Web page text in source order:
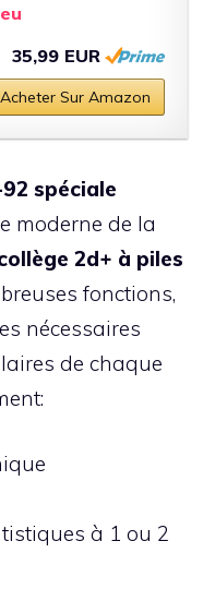
35,99 EUR
Acheter Sur Amazon
spéciale
moderne de la
2d+ à piles
fonctions,
nécessaires
de chaque
à 1 ou 2